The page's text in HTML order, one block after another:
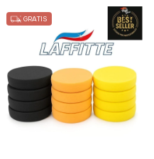
1/6
GRATIS